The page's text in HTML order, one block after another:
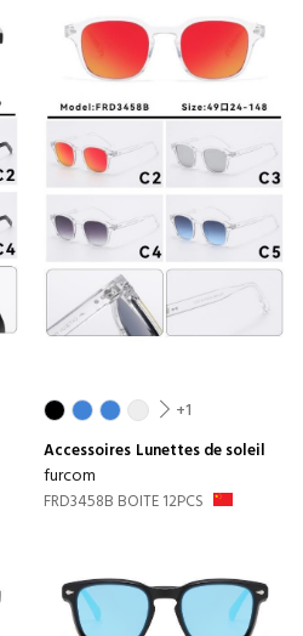
+1
Accessoires Lunettes de soleil
furcom
FRD3458B BOITE 12PCS